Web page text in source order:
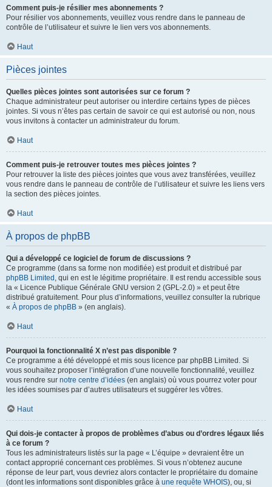
Comment puis-je résilier mes abonnements ?
Pour résilier vos abonnements, veuillez vous rendre dans le panneau de
contrôle de l’utilisateur et suivre le lien vers vos abonnements.
Haut
Pièces jointes
Quelles pièces jointes sont autorisées sur ce forum ?
Chaque administrateur peut autoriser ou interdire certains types de pièces
jointes. Si vous n’êtes pas certain de savoir ce qui est autorisé ou non, nous
vous invitons à contacter un administrateur du forum.
Haut
Comment puis-je retrouver toutes mes pièces jointes ?
Pour retrouver la liste des pièces jointes que vous avez transférées, veuillez
vous rendre dans le panneau de contrôle de l’utilisateur et suivre les liens vers
la section des pièces jointes.
Haut
À propos de phpBB
Qui a développé ce logiciel de forum de discussions ?
Ce programme (dans sa forme non modifiée) est produit et distribué par
phpBB Limited , qui en est le légitime propriétaire. Il est rendu accessible sous
la « Licence Publique Générale GNU version 2 (GPL-2.0) » et peut être
distribué gratuitement. Pour plus d’informations, veuillez consulter la rubrique
« À propos de phpBB » (en anglais).
Haut
Pourquoi la fonctionnalité X n’est pas disponible ?
Ce programme a été développé et mis sous licence par phpBB Limited. Si
vous souhaitez proposer l’intégration d’une nouvelle fonctionnalité, veuillez
vous rendre sur notre centre d’idées (en anglais) où vous pourrez voter pour
les idées soumises par d’autres utilisateurs et suggérer les vôtres.
Haut
Qui dois-je contacter à propos de problèmes d’abus ou d’ordres légaux liés
à ce forum ?
Tous les administrateurs listés sur la page « L’équipe » devraient être un
contact approprié concernant ces problèmes. Si vous n’obtenez aucune
réponse de leur part, vous devriez alors contacter le propriétaire du domaine
(dont les informations sont disponibles grâce à une requête WHOIS), ou, si